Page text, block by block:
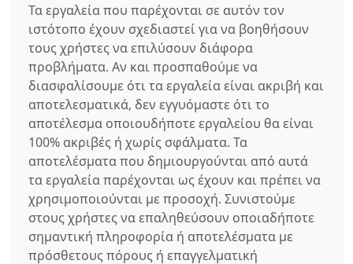
Τα εργαλεία που παρέχονται σε αυτόν τον
ιστότοπο έχουν σχεδιαστεί για να βοηθήσουν
τους χρήστες να επιλύσουν διάφορα
προβλήματα. Αν και προσπαθούμε να
διασφαλίσουμε ότι τα εργαλεία είναι ακριβή και
αποτελεσματικά, δεν εγγυόμαστε ότι το
αποτέλεσμα οποιουδήποτε εργαλείου θα είναι
100% ακριβές ή χωρίς σφάλματα. Τα
αποτελέσματα που δημιουργούνται από αυτά
τα εργαλεία παρέχονται ως έχουν και πρέπει να
χρησιμοποιούνται με προσοχή. Συνιστούμε
στους χρήστες να επαληθεύσουν οποιαδήποτε
σημαντική πληροφορία ή αποτελέσματα με
πρόσθετους πόρους ή επαγγελματική